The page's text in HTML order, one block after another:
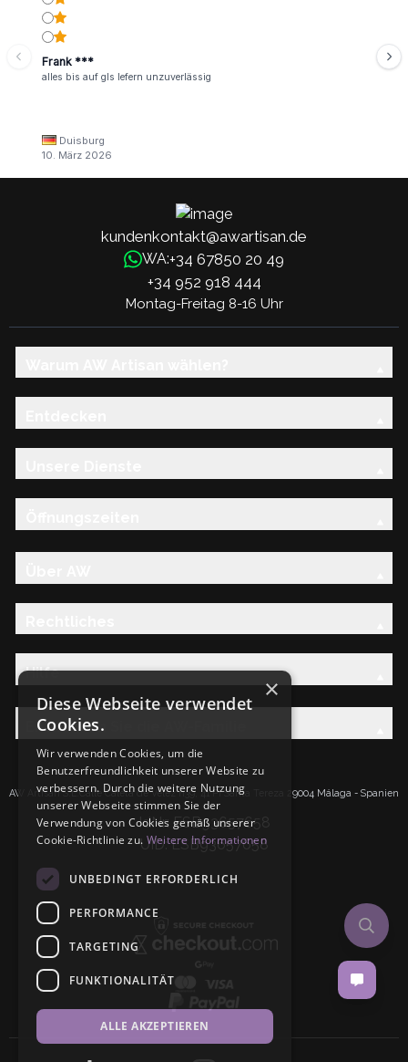
Frank ***
alles bis auf gls lefern unzuverlässig
Duisburg
10. März 2026
kundenkontakt@awartisan.de
WA:+34 67850 20 49
+34 952 918 444
Montag-Freitag 8-16 Uhr
Hilfe
Entdecken Sie die AW-Familie
AW Artisan S.L.Calle Caleta de Velez n39, 41 PI Santa Tereza 29004 Málaga - Spanien
IdNr: ESB93657658
UID: ESB93657658
×
Diese Webseite verwendet
Cookies.
Wir verwenden Cookies, um die
Benutzerfreundlichkeit unserer Website zu
verbessern. Durch die weitere Nutzung
unserer Webseite stimmen Sie der
Verwendung von Cookies gemäß unserer
Cookie-Richtlinie zu. Weitere Informationen
UNBEDINGT ERFORDERLICH
PERFORMANCE
TARGETING
FUNKTIONALITÄT
ALLE AKZEPTIEREN